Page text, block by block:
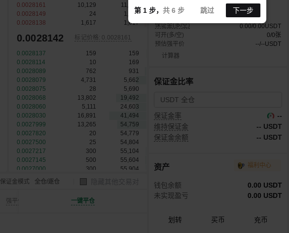
0.0028161
10,129
11,770
0.0028149
24
1,641
0.0028138
1,617 1,617
0.0028142 标记价格: 0.0028161
0.0028137 159
159
0.0028114
10
169
0.0028089
762
931
0.0028079
4,731
5,662
0.0028075
28
5,690
0.0028068
13,802
19,492
0.0028060
5,111
24,603
0.0028030
16,891
41,494
0.0027999
13,265
54,759
0.0027820
20
54,779
0.0027500
25
54,804
0.0027217
300
55,104
0.0027145
500
55,604
0.0027000
300
55,904
0.0026625
300
0.0026536
1,100
0.0025200
200
保证金模式 全仓/逐仓
保证金(保证金率) 未实现盈亏(回报率)
强平价格 一键平仓
-- --
保证金(多/空) 0.00/0.00USDT
可开(多/空)
0/0张
预估强平价
--/--USDT
计算器
保证金比率
USDT 全仓
保证金率
--
维持保证金
-- USDT
保证金余额
-- USDT
资产
钱包余额
0.00 USDT
未实现盈亏
0.00 USDT
划转 买币 充币
福利中心
第 1 步， 共 6 步 跳过 下一步